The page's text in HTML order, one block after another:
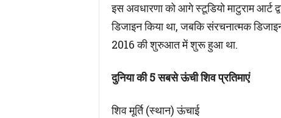
इस अवधारणा को आगे स्टूडियो माटुराम आर्ट
डिजाइन किया था, जबकि संरचनात्मक
2016 की शुरुआत में शुरू हुआ था.
दुनिया की 5 सबसे ऊंची शिव प्रतिमाएं
शिव मूर्ति (स्थान) ऊंचाई